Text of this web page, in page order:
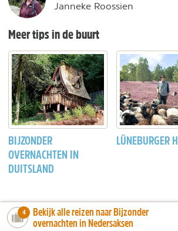
Janneke Roossien
Meer tips in de buurt
BIJZONDER
OVERNACHTEN IN
DUITSLAND
LÜNEBURGER
number_of_trips:
4
Bekijk alle reizen naar Bijzonder
overnachten in Nedersaksen